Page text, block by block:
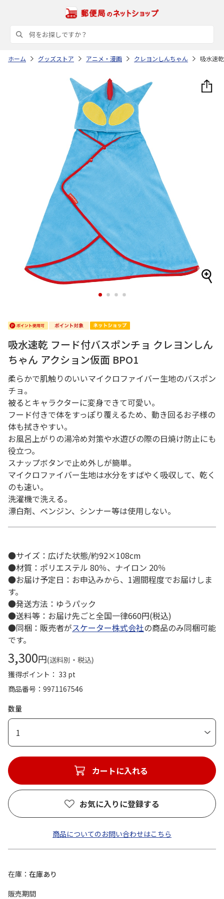
ホーム グッズストア アニメ・漫画 クレヨンしんちゃん 吸水速
1 2 3 4
吸水速乾 フード付バスポンチョ クレヨンしん
ちゃん アクション仮面 BPO1
柔らかで肌触りのいいマイクロファイバー生地のバスポン
チョ。
被るとキャラクターに変身できて可愛い。
フード付きで体をすっぽり覆えるため、動き回るお子様の
体も拭きやすい。
お風呂上がりの湯冷め対策や水遊びの際の日焼け防止にも
役立つ。
スナップボタンで止め外しが簡単。
マイクロファイバー生地は水分をすばやく吸収して、乾く
のも速い。
洗濯機で洗える。
漂白剤、ベンジン、シンナー等は使用しない。
●サイズ：広げた状態/約92×108cm
●材質：ポリエステル 80％、ナイロン 20％
●お届け予定日：お申込みから、1週間程度でお届けしま
す。
●発送方法：ゆうパック
●送料等：お届け先ごと全国一律660円(税込)
●同梱：販売者がスケーター株式会社の商品のみ同梱可能
です。
3,300円(送料別・税込)
獲得ポイント： 33 pt
商品番号
9971167546
数量
1
カートに入れる
お気に入りに登録する
商品についてのお問い合わせはこちら
在庫
在庫あり
販売期間